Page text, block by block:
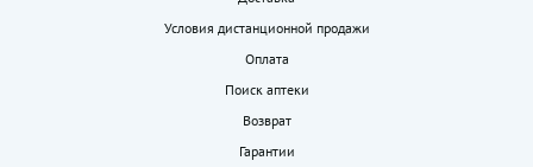
Условия дистанционной продажи
Оплата
Поиск аптеки
Возврат
Гарантии